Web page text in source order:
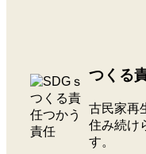
つくる
古民家再
住み続け
す。